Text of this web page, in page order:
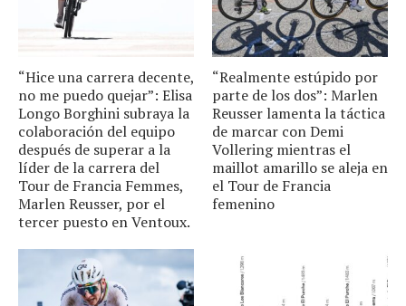
“Hice una carrera decente,
no me puedo quejar”: Elisa
Longo Borghini subraya la
colaboración del equipo
después de superar a la
líder de la carrera del
Tour de Francia Femmes,
Marlen Reusser, por el
tercer puesto en Ventoux.
“Realmente estúpido por
parte de los dos”: Marlen
Reusser lamenta la táctica
de marcar con Demi
Vollering mientras el
maillot amarillo se aleja en
el Tour de Francia
femenino